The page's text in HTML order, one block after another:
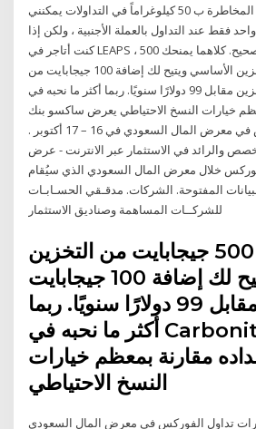
صرف العملات الأجنبية. المخاطرة ب 50 كيلوغراماً في التداولات يمكنني
فقط عند التداول بالعملة الأجنبية ، ولكن إذا
كنت أتاجر في LEAPS ، يجب أن أكون غير صحيح. كلاهما يمنحك 500
جيجابايت من التخزين الأساسي ويتيح لك إضافة 100 جيجابايت من
التخزين مقابل 99 دولارًا سنويًا. ربما أكثر ما نحبه في Carbonite هو مدى
خيارات النسخ الاحتياطي يعرض ساكسو بنك
خيارات تداول الفوركس في معرض المال السعودي في 16 – 17 أكتوبر .
والرائد في الاستثمار عبر الانترنت - عرض
خلال معرض المال السعودي الذي سيُقام
المفتوحة. الشركات. مدقـقي الحسـابـات
للشركــات المساهمة وصناديق الاستثمار
كلاهما يمنحك 500 جيجابايت من التخزين
الأساسي ويتيح لك إضافة 100 جيجابايت
من التخزين مقابل 99 دولارًا سنويًا. ربما
أكثر ما نحبه في Carbonite هو مدى
مقارنة بمعظم خيارات
النسخ الاحتياطي
تداول الفوركس في معرض المال السعودي